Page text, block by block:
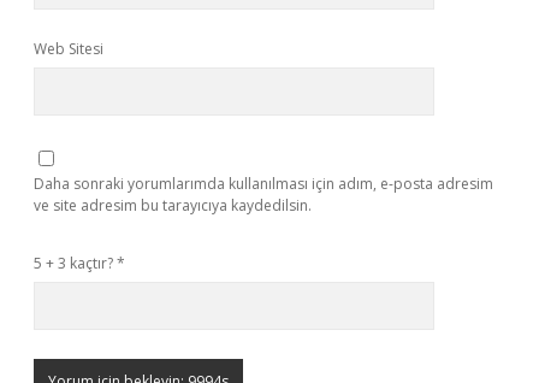
Web Sitesi
Daha sonraki yorumlarımda kullanılması için adım, e-posta adresim
ve site adresim bu tarayıcıya kaydedilsin.
5 + 3 kaçtır?*